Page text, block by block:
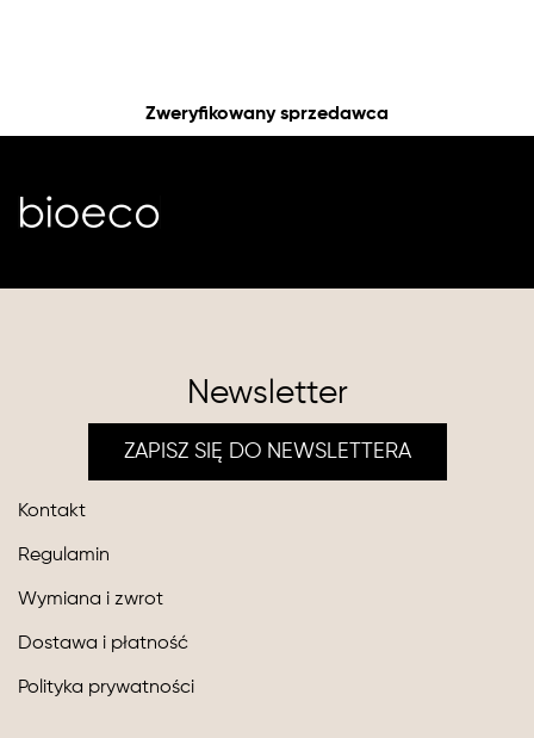
Zweryfikowany sprzedawca
Newsletter
ZAPISZ SIĘ DO NEWSLETTERA
Kontakt
Regulamin
Wymiana i zwrot
Dostawa i płatność
Polityka prywatności